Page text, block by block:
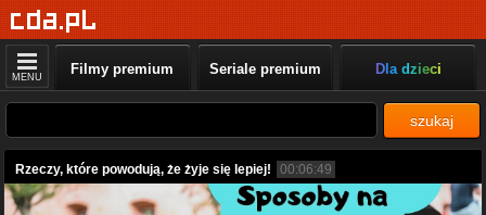
MENU Filmy premium Seriale premium Dla dzieci
szukaj
Rzeczy, które powodują, że żyje się lepiej! 00:06:49